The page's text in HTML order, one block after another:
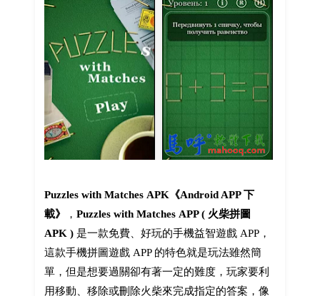
Puzzles with Matches APK《Android APP 下
載》
， Puzzles with Matches APP ( 火柴拼圖
APK )是一款免費、好玩的手機益智遊戲 APP，
這款手機拼圖遊戲 APP 的特色就是玩法雖然簡
單，但是想要過關卻有著一定的難度，玩家要利
用移動、移除或刪除火柴來完成指定的答案，像